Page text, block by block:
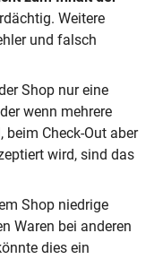
Weitere
und falsch
Shop nur eine
wenn mehrere
Check-Out aber
wird, sind das
Shop niedrige
Waren bei anderen
dies ein